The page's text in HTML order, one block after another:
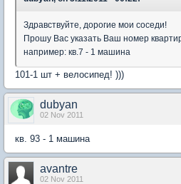
Здравствуйте, дорогие мои соседи!
Прошу Вас указать Ваш номер
например: кв.7 - 1 машина
101-1 шт + велосипед! )))
dubyan
02 Nov 2011
кв. 93 - 1 машина
avantre
02 Nov 2011